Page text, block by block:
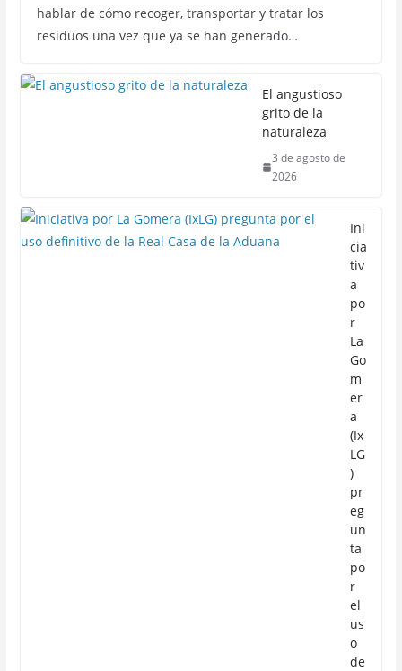
hablar de cómo recoger, transportar y tratar los
residuos una vez que ya se han generado…
El angustioso
grito de la
naturaleza
3 de agosto de
2026
Ini
cia
tiv
a
po
r
La
Go
m
er
a
(Ix
LG
)
pr
eg
un
ta
po
r
el
us
o
de